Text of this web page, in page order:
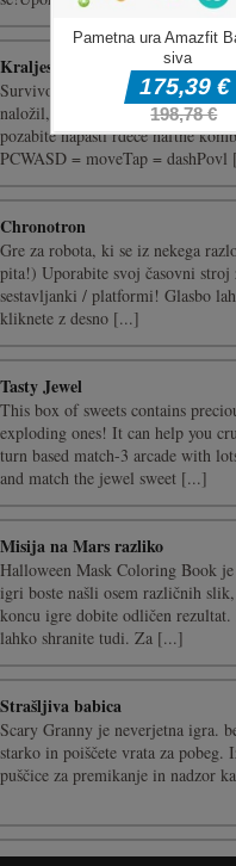
Kraljestva preživelih
Survivor Kingdoms je tipična
naložil, ko bo videla tarče. Dlje
pozabite napasti rdeče naftne
PCWASD = moveTap = dashPovl
Chronotron
Gre za robota, ki se iz nekega
pita!) Uporabite svoj časovni
sestavljanki / platformi! Glasbo
kliknete z desno [...]
Tasty Jewel
This box of sweets contains
exploding ones! It can help you
turn based match-3 arcade with
and match the jewel sweet [...]
Misija na Mars razliko
Halloween Mask Coloring Book
igri boste našli osem različnih
koncu igre dobite odličen
lahko shranite tudi. Za [...]
Strašljiva babica
Scary Granny je neverjetna igra.
starko in poiščete vrata za
puščice za premikanje in nadzor